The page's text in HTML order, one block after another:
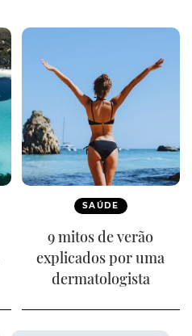
SAÚDE
9 mitos de verão
explicados por uma
dermatologista